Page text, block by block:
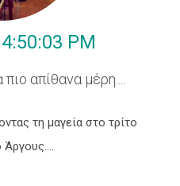
PM
απίθανα μέρη....
τη μαγεία στο τρίτο